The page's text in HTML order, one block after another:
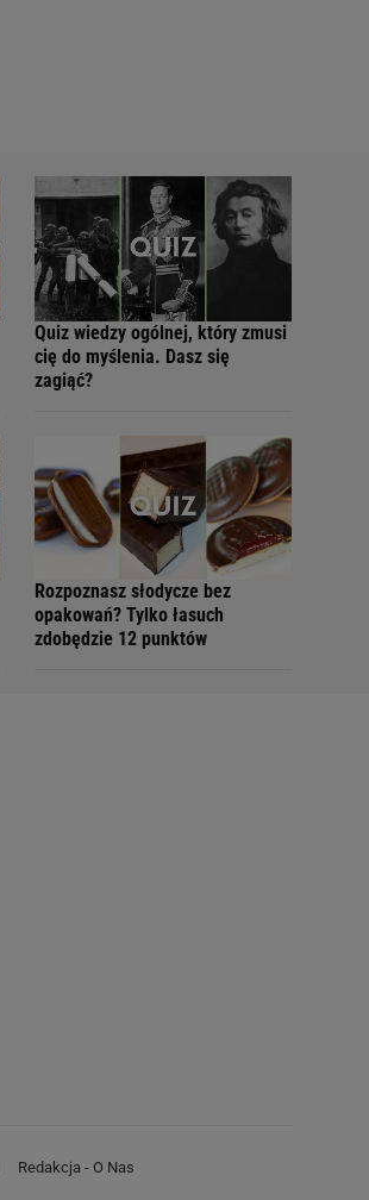
Quiz wiedzy ogólnej, który zmusi
cię do myślenia. Dasz się
zagiąć?
Rozpoznasz słodycze bez
opakowań? Tylko łasuch
zdobędzie 12 punktów
Redakcja - O Nas